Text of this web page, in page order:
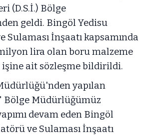
(D.S.İ.) Bölge
geldi. Bingöl Yedisu
Sulaması İnşaatı kapsamında
lira olan boru malzeme
işine ait sözleşme bildirildi.
yapılan
Bölge Müdürlüğümüz
devam eden Bingöl
ve Sulaması İnşaatı